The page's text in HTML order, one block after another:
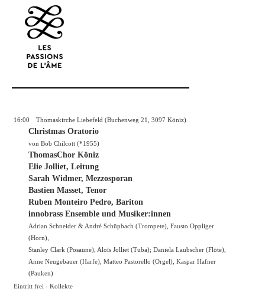
16:00 Thomaskirche Liebefeld (Buchenweg 21, 3097 Köniz)
Christmas Oratorio
von Bob Chilcott (*1955)
ThomasChor Köniz
Elie Jolliet, Leitung
Sarah Widmer, Mezzosporan
Bastien Masset, Tenor
Ruben Monteiro Pedro, Bariton
innobrass Ensemble und Musiker:innen
Adrian Schneider & André Schüpbach (Trompete), Fausto Oppliger
(Horn),
Stanley Clark (Posaune), Aloïs Jolliet (Tuba); Daniela Laubscher (Flöte),
Anne Neugebauer (Harfe), Matteo Pastorello (Orgel), Kaspar Hafner
(Pauken)
Eintritt frei - Kollekte